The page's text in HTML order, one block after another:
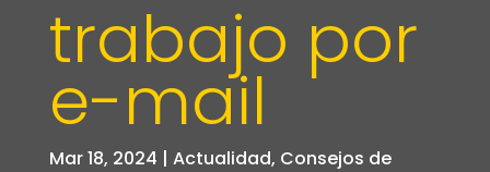
trabajo por
e-mail
Mar 18, 2024 | Actualidad, Consejos de